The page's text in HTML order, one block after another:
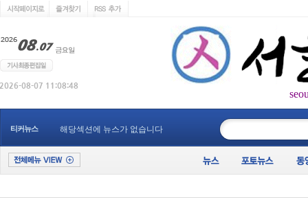
티커뉴스 해당섹션에 뉴스가 없습니다